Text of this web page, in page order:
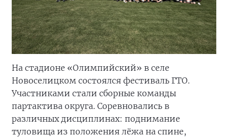
На стадионе «Олимпийский» в селе
Новоселицком состоялся фестиваль ГТО.
Участниками стали сборные команды
партактива округа. Соревновались в
различных дисциплинах: поднимание
туловища из положения лёжа на спине,